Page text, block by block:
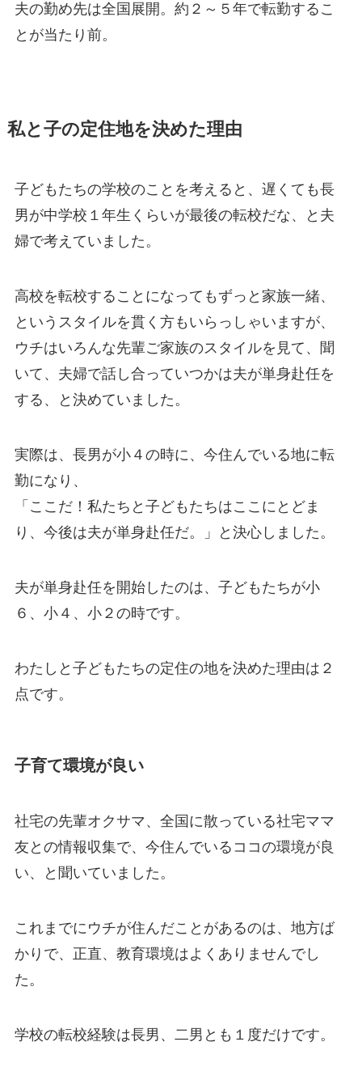
夫の勤め先は全国展開。約２～５年で転勤するこ
とが当たり前。
私と子の定住地を決めた理由
子どもたちの学校のことを考えると、遅くても長
男が中学校１年生くらいが最後の転校だな、と夫
婦で考えていました。
高校を転校することになってもずっと家族一緒、
というスタイルを貫く方もいらっしゃいますが、
ウチはいろんな先輩ご家族のスタイルを見て、聞
いて、夫婦で話し合っていつかは夫が単身赴任を
する、と決めていました。
実際は、長男が小４の時に、今住んでいる地に転
勤になり、
「ここだ！私たちと子どもたちはここにとどま
り、今後は夫が単身赴任だ。」と決心しました。
夫が単身赴任を開始したのは、子どもたちが小
６、小４、小２の時です。
わたしと子どもたちの定住の地を決めた理由は２
点です。
子育て環境が良い
社宅の先輩オクサマ、全国に散っている社宅ママ
友との情報収集で、今住んでいるココの環境が良
い、と聞いていました。
これまでにウチが住んだことがあるのは、地方ば
かりで、正直、教育環境はよくありませんでし
た。
学校の転校経験は長男、二男とも１度だけです。